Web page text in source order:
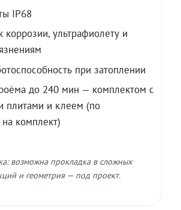
IP68
коррозии, ультрафиолету и
при затоплении
до 240 мин — комплектом с
плитами и клеем (по
комплект)
возможна прокладка в сложных
и геометрия — под проект.